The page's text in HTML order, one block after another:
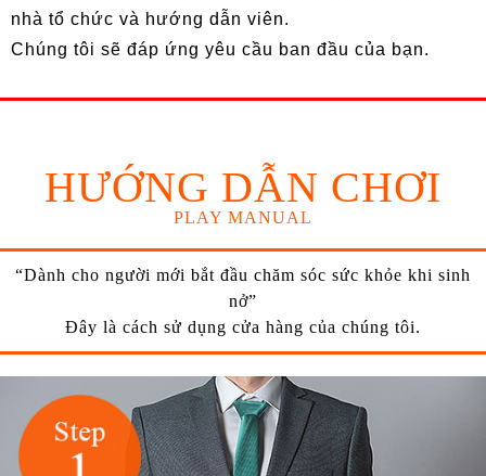
nhà tổ chức và hướng dẫn viên.
Chúng tôi sẽ đáp ứng yêu cầu ban đầu của bạn.
HƯỚNG DẪN CHƠI
PLAY MANUAL
“Dành cho người mới bắt đầu chăm sóc sức khỏe khi sinh
nở”
Đây là cách sử dụng cửa hàng của chúng tôi.